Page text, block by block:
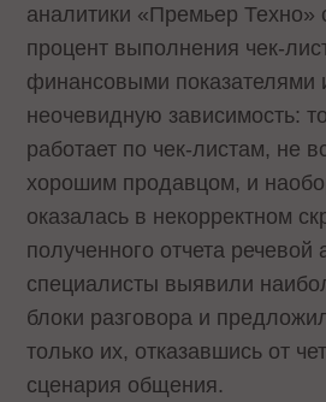
аналитики «Премьер Техно»
процент выполнения чек-
финансовыми показателями
неочевидную зависимость:
работает по чек-листам, не
хорошим продавцом, и
оказалась в некорректном
полученного отчета речевой
специалисты выявили
блоки разговора и
только их, отказавшись от
сценария общения.